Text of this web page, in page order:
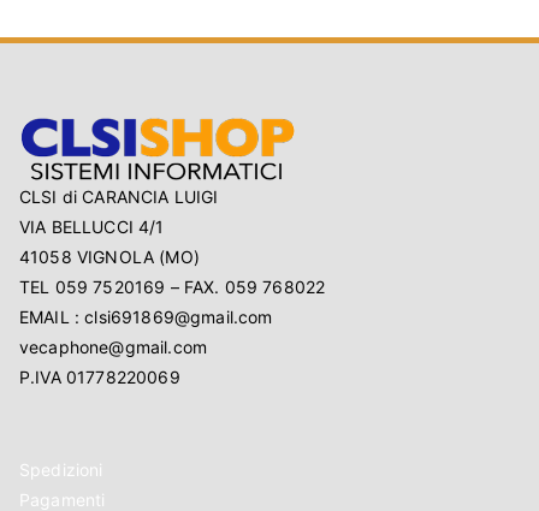
CLSI di CARANCIA LUIGI
VIA BELLUCCI 4/1
41058 VIGNOLA (MO)
TEL 059 7520169 – FAX. 059 768022
EMAIL : clsi691869@gmail.com
vecaphone@gmail.com
P.IVA 01778220069
Spedizioni
Pagamenti